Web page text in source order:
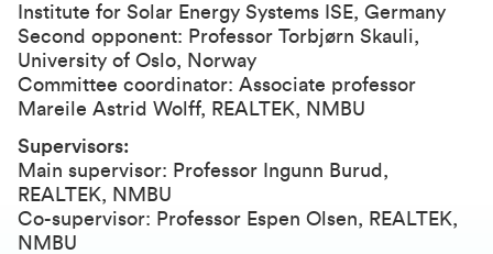
Institute for Solar Energy Systems ISE, Germany
Second opponent: Professor Torbjørn Skauli,
University of Oslo, Norway
Committee coordinator: Associate professor
Mareile Astrid Wolff, REALTEK, NMBU
Supervisors:
Main supervisor: Professor Ingunn Burud,
REALTEK, NMBU
Co-supervisor: Professor Espen Olsen, REALTEK,
NMBU